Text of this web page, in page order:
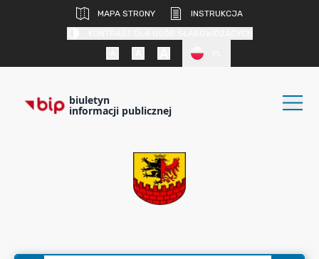
MAPA STRONY
INSTRUKCJA
biuletyn
informacji publicznej